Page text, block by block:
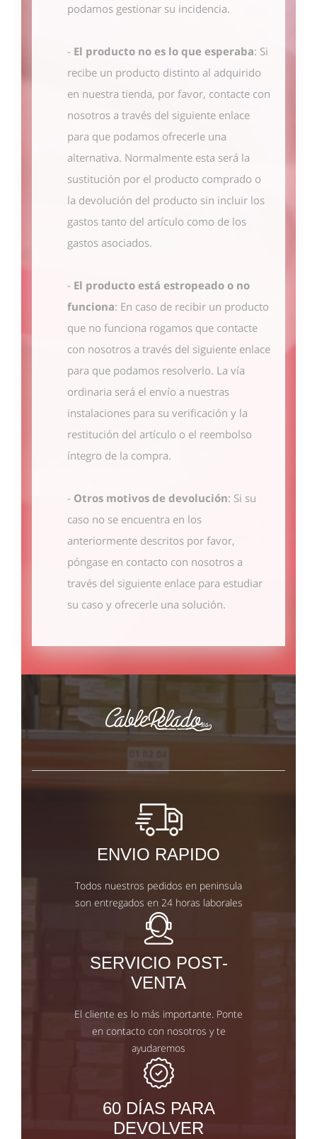
podamos gestionar su incidencia.
- El producto no es lo que esperaba: Si
recibe un producto distinto al adquirido
en nuestra tienda, por favor, contacte con
nosotros a través del siguiente enlace
para que podamos ofrecerle una
alternativa. Normalmente esta será la
sustitución por el producto comprado o
la devolución del producto sin incluir los
gastos tanto del artículo como de los
gastos asociados.
- El producto está estropeado o no
funciona: En caso de recibir un producto
que no funciona rogamos que contacte
con nosotros a través del siguiente enlace
para que podamos resolverlo. La vía
ordinaria será el envío a nuestras
instalaciones para su verificación y la
restitución del artículo o el reembolso
íntegro de la compra.
- Otros motivos de devolución: Si su
caso no se encuentra en los
anteriormente descritos por favor,
póngase en contacto con nosotros a
través del siguiente enlace para estudiar
su caso y ofrecerle una solución.
ENVIO RAPIDO
Todos nuestros pedidos en peninsula
son entregados en 24 horas laborales
SERVICIO POST-
VENTA
El cliente es lo más importante. Ponte
en contacto con nosotros y te
ayudaremos
60 DÍAS PARA
DEVOLVER